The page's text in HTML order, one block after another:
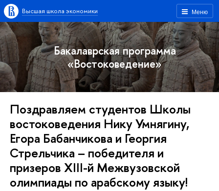
Меню
Высшая школа экономики
Бакалаврская программа
«Востоковедение»
Поздравляем студентов Школы
востоковедения Нику Умнягину,
Егора Бабанчикова и Георгия
Стрельчика – победителя и
призеров XIII-й Межвузовской
олимпиады по арабскому языку!